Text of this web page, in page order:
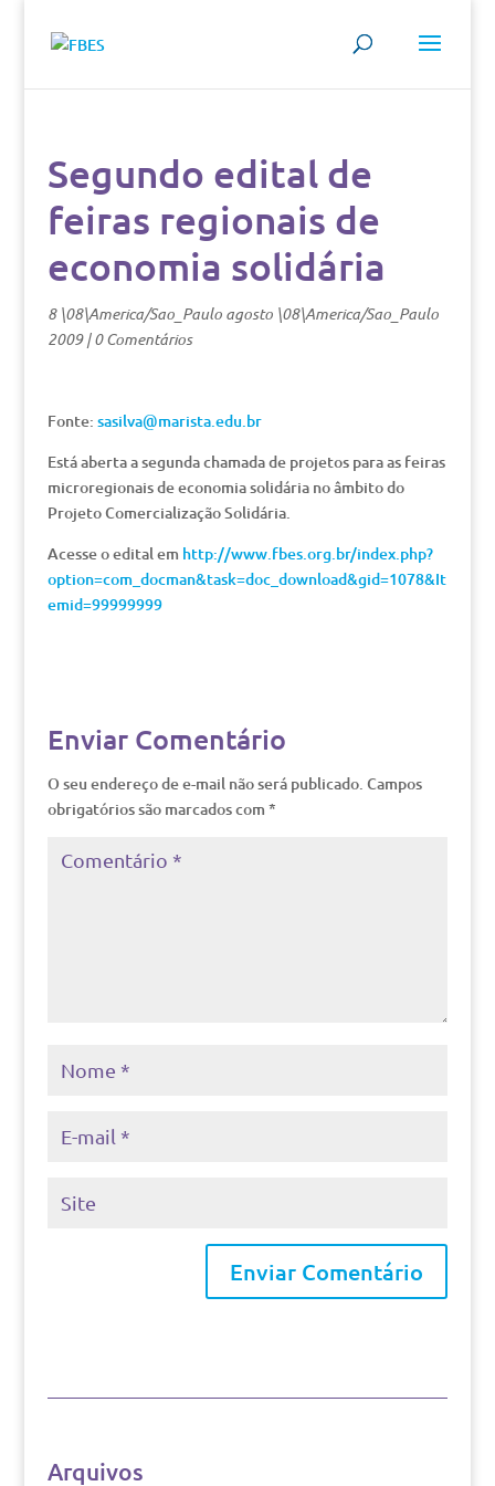
Segundo edital de
feiras regionais de
economia solidária
8 \08\America/Sao_Paulo agosto \08\America/Sao_Paulo
2009|0 Comentários
Fonte: sasilva@marista.edu.br
Está aberta a segunda chamada de projetos para as feiras
microregionais de economia solidária no âmbito do
Projeto Comercialização Solidária.
Acesse o edital em http://www.fbes.org.br/index.php?
option=com_docman&task=doc_download&gid=1078&It
emid=99999999
Enviar Comentário
O seu endereço de e-mail não será publicado. Campos
obrigatórios são marcados com *
Arquivos